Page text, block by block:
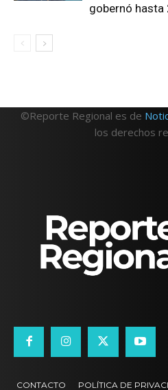
gobernó hasta
©Reporte Regional es de
los derechos
CONTACTO POLÍTICA DE